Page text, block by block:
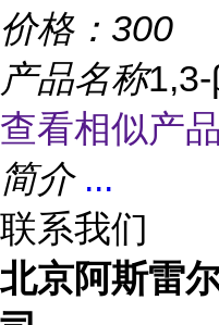
价格： 300
产品名称
查看相似产
简介 ...
联系我们
北京阿斯雷